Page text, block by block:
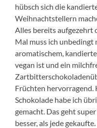
hübsch sich die
Weihnachtstellern
Alles bereits aufgezehrt
Mal muss ich unbedingt
aromatischem,
vegan ist und ein
Früchten hervorragend.
Schokolade habe ich
gemacht. Das geht
besser, als jede